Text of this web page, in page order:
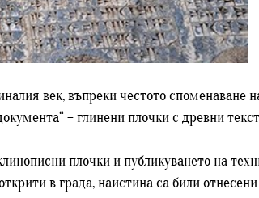
век, въпреки честото споменаване
– глинени плочки с древни
плочки и публикуването на
в града, наистина са били